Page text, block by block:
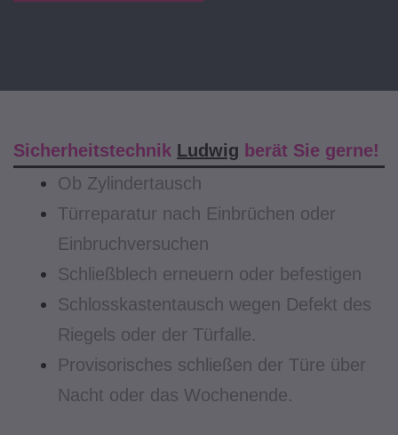
Sicherheitstechnik Ludwig berät Sie gerne!
Ob Zylindertausch
Türreparatur nach Einbrüchen oder
Einbruchversuchen
Schließblech erneuern oder befestigen
Schlosskastentausch wegen Defekt des
Riegels oder der Türfalle.
Provisorisches schließen der Türe über
Nacht oder das Wochenende.